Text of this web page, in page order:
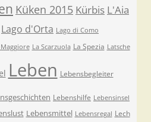
Küken 2015 Kürbis L'Aia
Lago d'Orta Lago di Como
La Scarzuola La Spezia Latsche
Leben Lebensbegleiter
Lebenshilfe Lebensinsel
Lebensmittel Lebensregal Lech